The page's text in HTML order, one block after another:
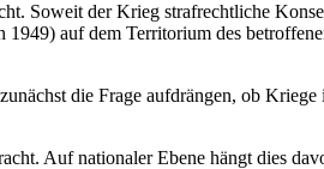
Soweit der Krieg strafrechtliche
auf dem Territorium des
die Frage aufdrängen, ob
Auf nationaler Ebene hängt dies